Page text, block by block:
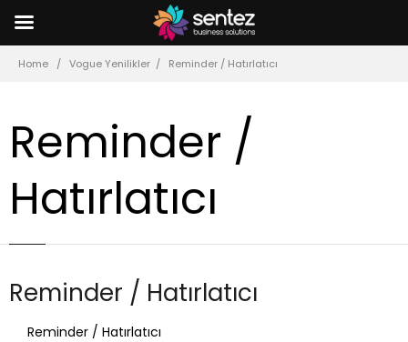
Home Vogue Yenilikler Reminder / Hatırlatıcı
Reminder /
Hatırlatıcı
Reminder / Hatırlatıcı
Reminder / Hatırlatıcı